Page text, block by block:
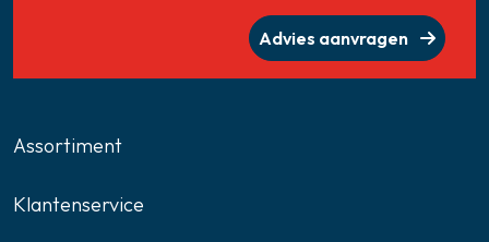
Advies aanvragen
Assortiment
Klantenservice